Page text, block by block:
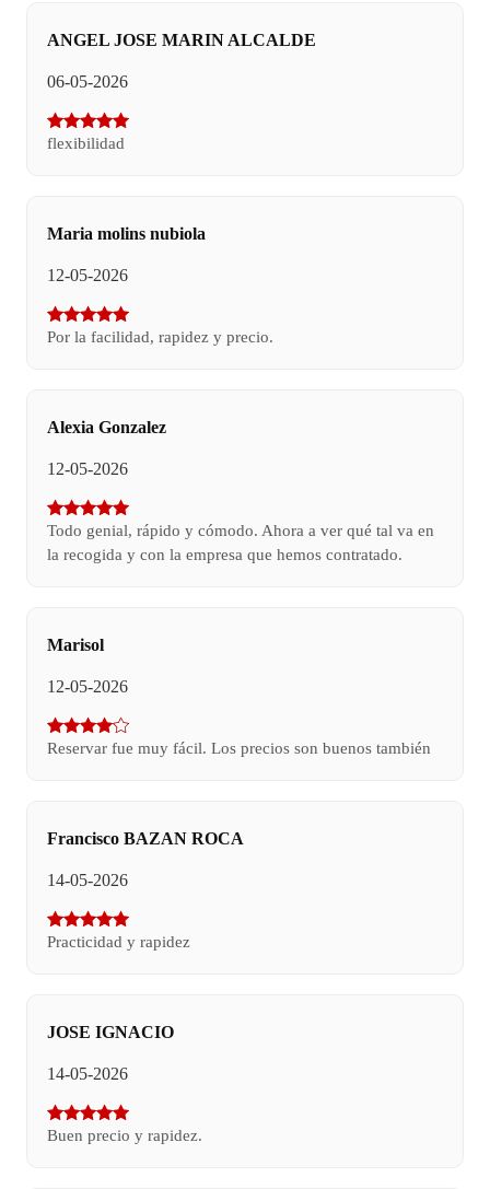
ANGEL JOSE MARIN ALCALDE
06-05-2026
flexibilidad
Maria molins nubiola
12-05-2026
Por la facilidad, rapidez y precio.
Alexia Gonzalez
12-05-2026
Todo genial, rápido y cómodo. Ahora a ver qué tal va en
la recogida y con la empresa que hemos contratado.
Marisol
12-05-2026
Reservar fue muy fácil. Los precios son buenos también
Francisco BAZAN ROCA
14-05-2026
Practicidad y rapidez
JOSE IGNACIO
14-05-2026
Buen precio y rapidez.